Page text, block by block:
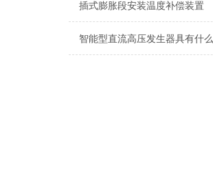
插式膨胀段安装温度补偿装置